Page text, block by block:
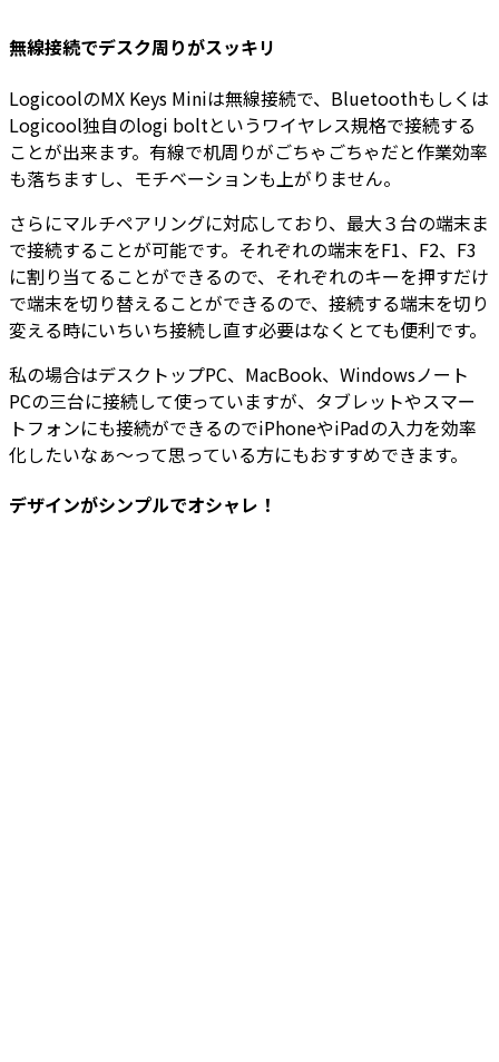
無線接続でデスク周りがスッキリ
LogicoolのMX Keys Miniは無線接続で、Bluetoothもしくは
Logicool独自のlogi boltというワイヤレス規格で接続する
ことが出来ます。有線で机周りがごちゃごちゃだと作業効率
も落ちますし、モチベーションも上がりません。
さらにマルチペアリングに対応しており、最大３台の端末ま
で接続することが可能です。それぞれの端末をF1、F2、F3
に割り当てることができるので、それぞれのキーを押すだけ
で端末を切り替えることができるので、接続する端末を切り
変える時にいちいち接続し直す必要はなくとても便利です。
私の場合はデスクトップPC、MacBook、Windowsノート
PCの三台に接続して使っていますが、タブレットやスマー
トフォンにも接続ができるのでiPhoneやiPadの入力を効率
化したいなぁ～って思っている方にもおすすめできます。
デザインがシンプルでオシャレ！